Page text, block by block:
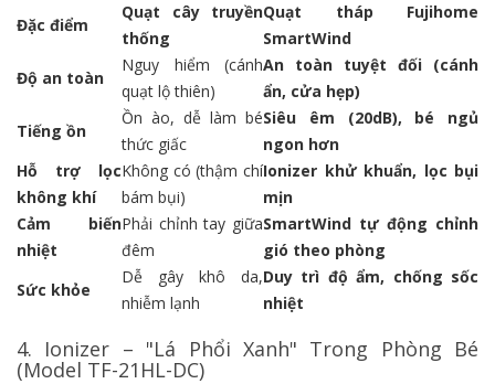
Đặc điểm
Quạt cây truyền
thống
Quạt tháp Fujihome
SmartWind
Độ an toàn
Nguy hiểm (cánh
quạt lộ thiên)
An toàn tuyệt đối (cánh
ẩn, cửa hẹp)
Tiếng ồn
Ồn ào, dễ làm bé
thức giấc
Siêu êm (20dB), bé ngủ
ngon hơn
Hỗ trợ lọc
không khí
Không có (thậm chí
bám bụi)
Ionizer khử khuẩn, lọc bụi
mịn
Cảm biến
nhiệt
Phải chỉnh tay giữa
đêm
SmartWind tự động chỉnh
gió theo phòng
Sức khỏe
Dễ gây khô da,
nhiễm lạnh
Duy trì độ ẩm, chống sốc
nhiệt
4. Ionizer – "Lá Phổi Xanh" Trong Phòng Bé
(Model TF-21HL-DC)